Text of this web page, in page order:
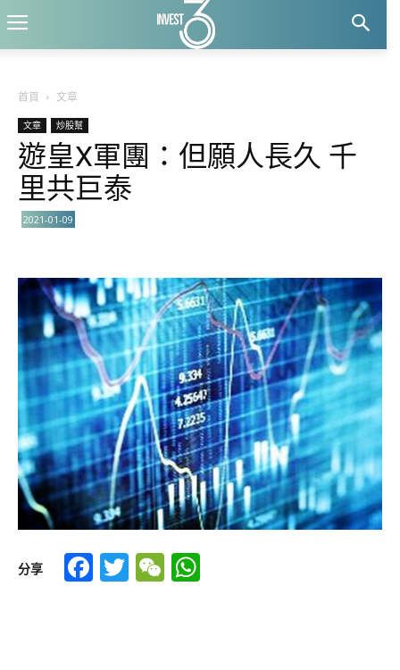
首頁 文章
文章 炒股幫
遊皇X軍團：但願人長久 千
里共巨泰
2021-01-09
分享 Facebook
TwitterWeChat